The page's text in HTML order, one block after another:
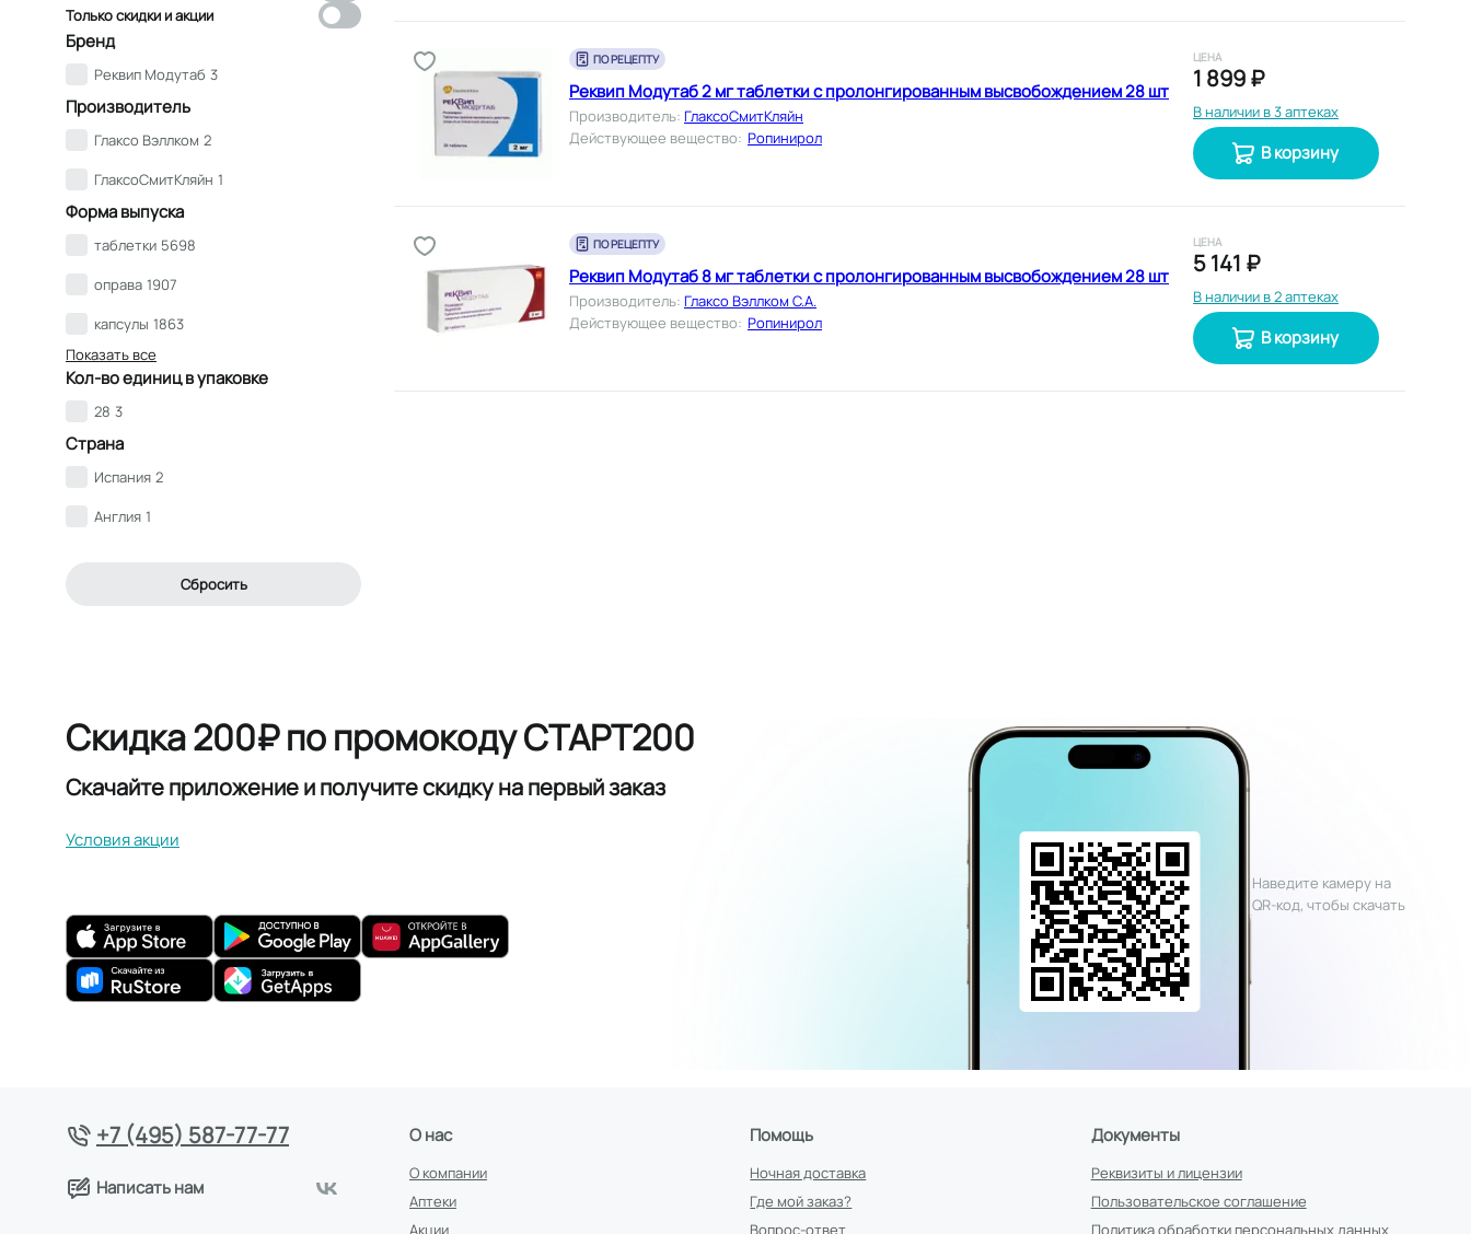
Только скидки и акции
Бренд
Реквип Модутаб 3
Производитель
Глаксо Вэллком 2
ГлаксоСмитКляйн 1
Форма выпуска
таблетки 5698
оправа 1907
капсулы 1863
Показать все
Кол-во единиц в упаковке
28 3
Страна
Испания 2
Англия 1
Сбросить
ПО РЕЦЕПТУ
Реквип Модутаб 2 мг таблетки с пролонгированным высвобождением 28 шт
Производитель: ГлаксоСмитКляйн
Действующее вещество: Ропинирол
ЦЕНА
1 899 ₽
В наличии в 3 аптеках
В корзину
ПО РЕЦЕПТУ
Реквип Модутаб 8 мг таблетки с пролонгированным высвобождением 28 шт
Производитель: Глаксо Вэллком С.А.
Действующее вещество: Ропинирол
ЦЕНА
5 141 ₽
В наличии в 2 аптеках
В корзину
Скидка 200₽ по промокоду СТАРТ200
Скачайте приложение и получите скидкуна первый заказ
Условия акции
Наведите камеру на
QR-код, чтобы скачать
+7 (495) 587-77-77
Написать нам
О нас
О компании
Аптеки
Акции
Помощь
Ночная доставка
Где мой заказ?
Вопрос-ответ
Документы
Реквизиты и лицензии
Пользовательское соглашение
Политика обработки персональных данных